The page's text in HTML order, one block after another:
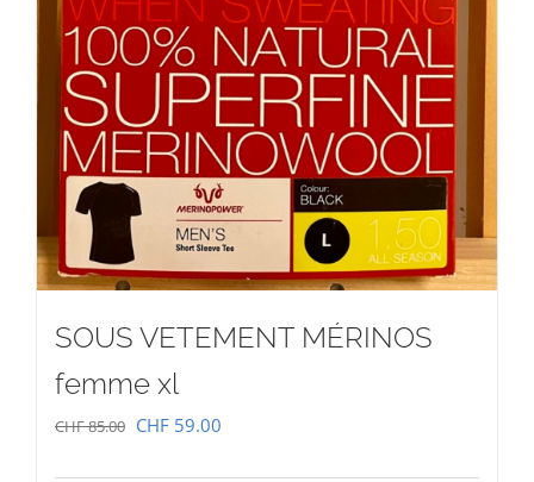
SOUS VETEMENT MÉRINOS
femme xl
CHF85.00 Le
CHF 59.00